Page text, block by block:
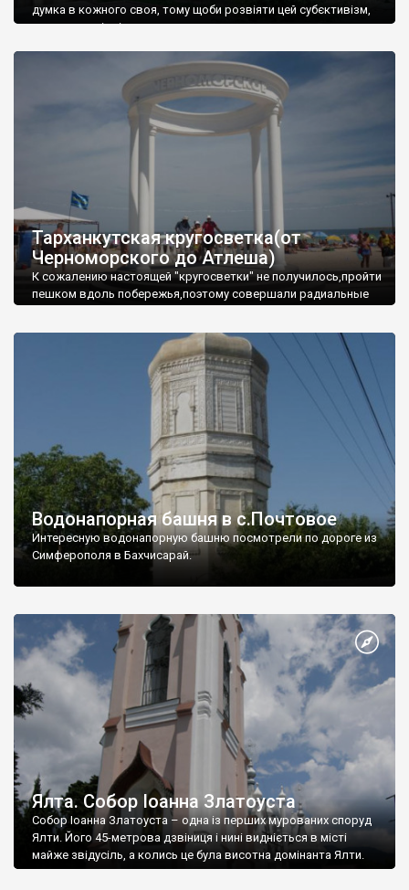
думка в кожного своя, тому щоби розвіяти цей субєктивізм,
запрошую відвідати це
Тарханкутская кругосветка(от
Черноморского до Атлеша)
К сожалению настоящей "кругосветки" не получилось,пройти
пешком вдоль побережья,поэтому совершали радиальные
Водонапорная башня в с.Почтовое
Интересную водонапорную башню посмотрели по дороге из
Симферополя в Бахчисарай.
Ялта. Собор Іоанна Златоуста
Собор Іоанна Златоуста – одна із перших мурованих споруд
Ялти. Його 45-метрова дзвіниця і нині видніється в місті
майже звідусіль, а колись це була висотна домінанта Ялти.